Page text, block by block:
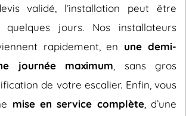
validé, l’installation peut être
quelques jours. Nos installateurs
rapidement, en une demi-
journée maximum , sans gros
de votre escalier. Enfin, vous
mise en service complète, d’une